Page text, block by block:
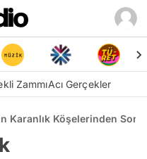
ZammıAcı Gerçekler
Karanlık Köşelerinden